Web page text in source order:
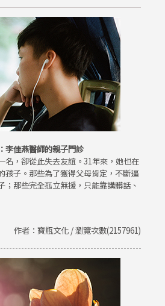
李佳燕醫師的親子門診
名，卻從此失去友誼。31年來，她也在
孩子。那些為了獲得父母肯定，不斷逼
；那些完全孤立無援，只能靠講髒話、
作者：寶瓶文化 / 瀏覽次數(2157961)